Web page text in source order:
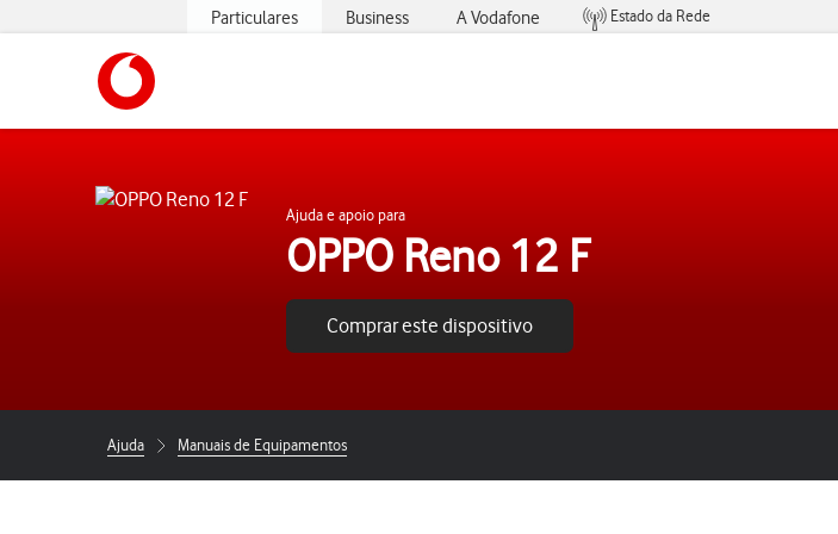
Particulares Business A Vodafone
Estado da Rede
Ajuda e apoio para
OPPO Reno 12 F
Comprar este dispositivo
Ajuda Manuais de Equipamentos